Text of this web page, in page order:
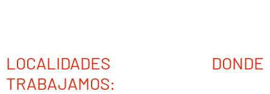
LOCALIDADES DONDE
TRABAJAMOS: